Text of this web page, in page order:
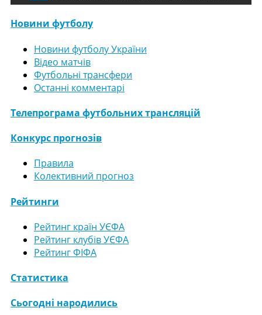
Новини футболу
Новини футболу України
Відео матчів
Футбольні трансфери
Останні комментарі
Телепрограма футбольних трансляцій
Конкурс прогнозів
Правила
Колективний прогноз
Рейтинги
Рейтинг країн УЄФА
Рейтинг клубів УЄФА
Рейтинг ФІФА
Статистика
Сьогодні народились